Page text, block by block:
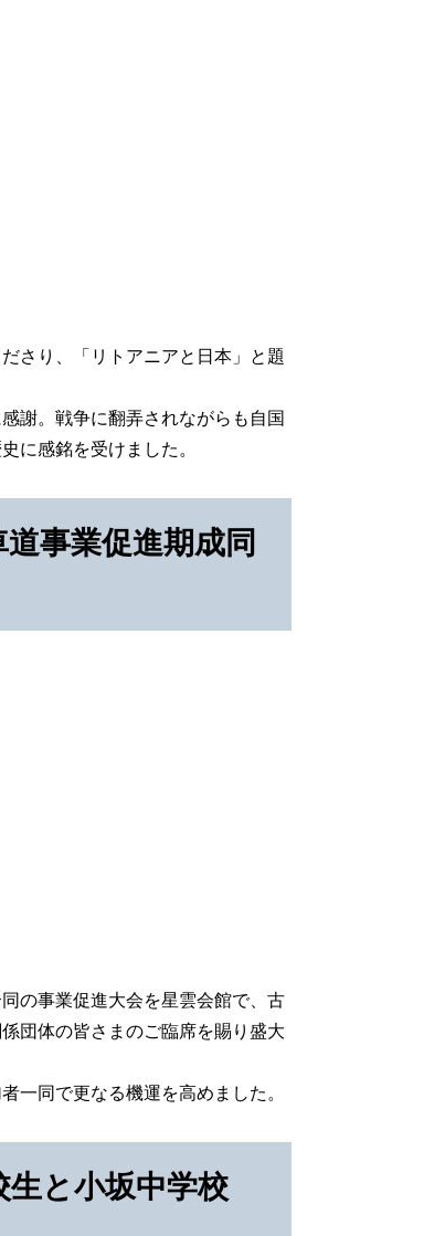
さり、「リトアニアと日本」と題
謝。戦争に翻弄されながらも自国
に感銘を受けました。
事業促進期成同
の事業促進大会を星雲会館で、古
団体の皆さまのご臨席を賜り盛大
一同で更なる機運を高めました。
と小坂中学校